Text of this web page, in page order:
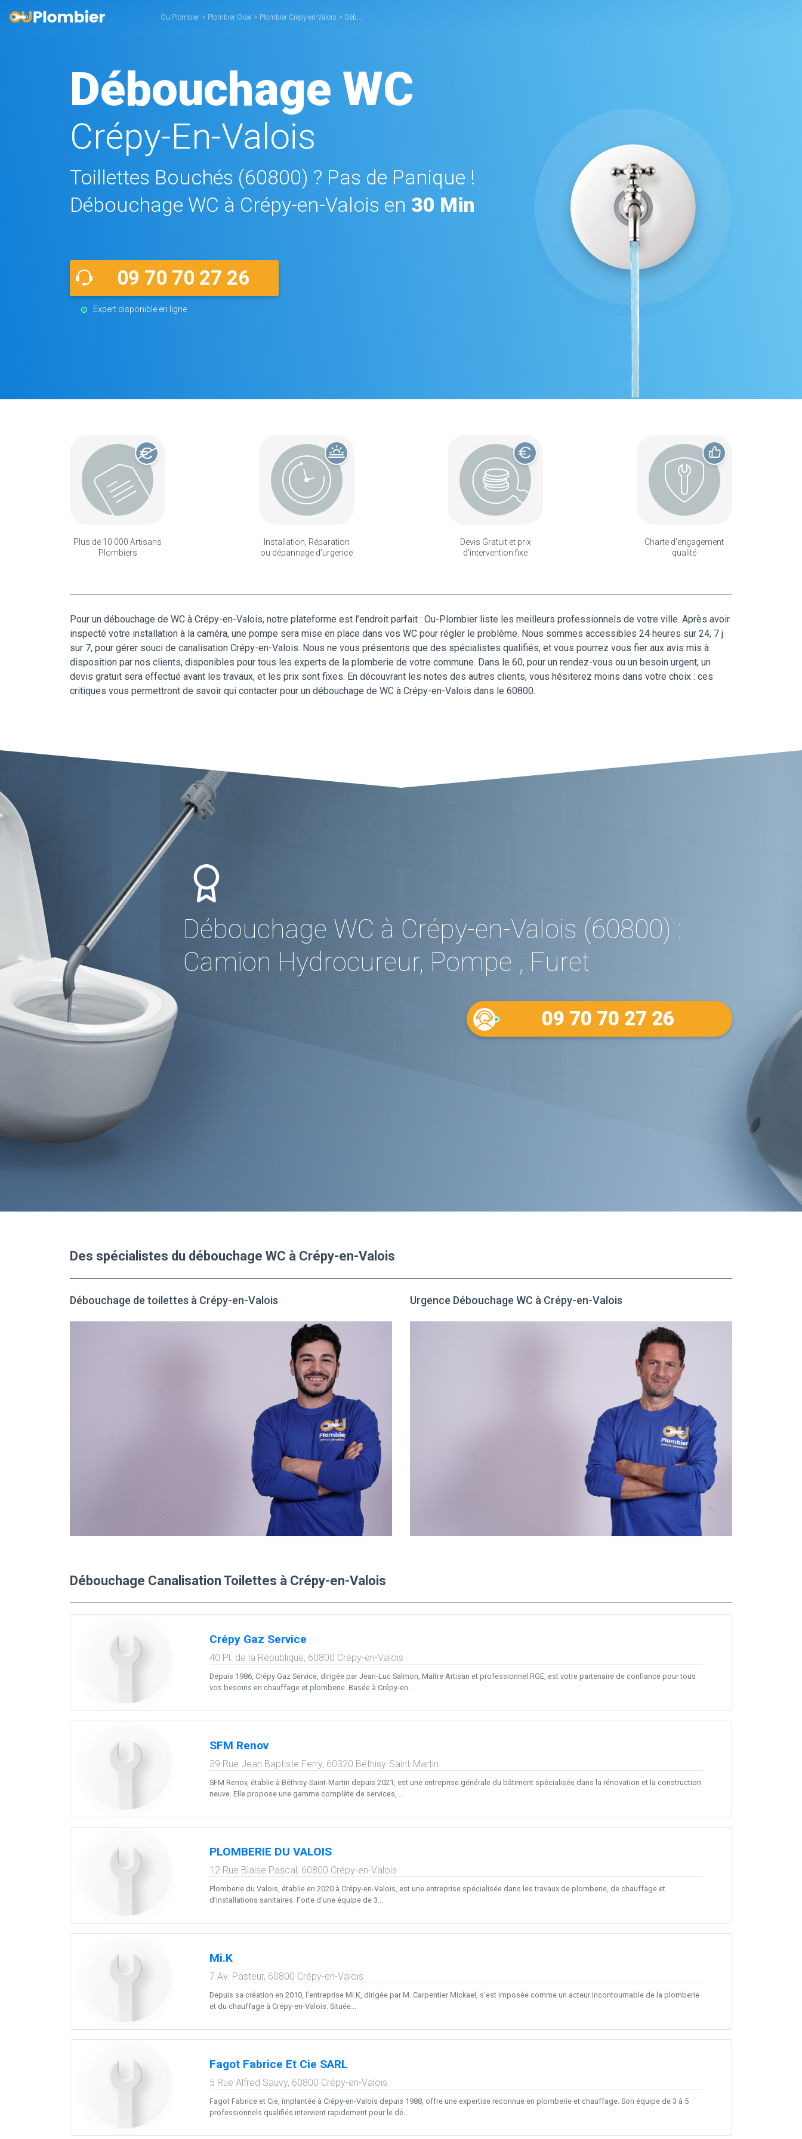
Ou Plombier > Plombier Oise > Plombier Crépy-en-Valois > Débouchage WC Crépy-en-Valois
Débouchage WC
Crépy-En-Valois
Toillettes Bouchés (60800) ? Pas de Panique !
Débouchage WC à Crépy-en-Valois en 30 Min
09 70 70 27 26
Expert disponible en ligne
Plus de 10 000 Artisans
Plombiers
Installation, Réparation
ou dépannage d'urgence
Devis Gratuit et prix
d'intervention fixe
Charte d'engagement
qualité
Pour un débouchage de WC à Crépy-en-Valois, notre plateforme est l’endroit parfait : Ou-Plombier liste les meilleurs professionnels de votre ville. Après avoir
inspecté votre installation à la caméra, une pompe sera mise en place dans vos WC pour régler le problème. Nous sommes accessibles 24 heures sur 24, 7 j
sur 7, pour gérer souci de canalisation Crépy-en-Valois. Nous ne vous présentons que des spécialistes qualifiés, et vous pourrez vous fier aux avis mis à
disposition par nos clients, disponibles pour tous les experts de la plomberie de votre commune. Dans le 60, pour un rendez-vous ou un besoin urgent, un
devis gratuit sera effectué avant les travaux, et les prix sont fixes. En découvrant les notes des autres clients, vous hésiterez moins dans votre choix : ces
critiques vous permettront de savoir qui contacter pour un débouchage de WC à Crépy-en-Valois dans le 60800.
Débouchage WC à Crépy-en-Valois (60800) :
Camion Hydrocureur, Pompe , Furet
09 70 70 27 26
Des spécialistes du débouchage WC à Crépy-en-Valois
Débouchage de toilettes à Crépy-en-Valois Urgence Débouchage WC à Crépy-en-Valois
Débouchage Canalisation Toilettes à Crépy-en-Valois
Crépy Gaz Service
40 Pl. de la République, 60800 Crépy-en-Valois
Depuis 1986, Crépy Gaz Service, dirigée par Jean-Luc Salmon, Maître Artisan et professionnel RGE, est votre partenaire de confiance pour tous
vos besoins en chauffage et plomberie. Basée à Crépy-en...
SFM Renov
39 Rue Jean Baptiste Ferry, 60320 Béthisy-Saint-Martin
SFM Renov, établie à Béthisy-Saint-Martin depuis 2021, est une entreprise générale du bâtiment spécialisée dans la rénovation et la construction
neuve. Elle propose une gamme complète de services, ...
PLOMBERIE DU VALOIS
12 Rue Blaise Pascal, 60800 Crépy-en-Valois
Plomberie du Valois, établie en 2020 à Crépy-en-Valois, est une entreprise spécialisée dans les travaux de plomberie, de chauffage et
d’installations sanitaires. Forte d’une équipe de 3...
Mi.K
7 Av. Pasteur, 60800 Crépy-en-Valois
Depuis sa création en 2010, l’entreprise Mi.K, dirigée par M. Carpentier Mickael, s’est imposée comme un acteur incontournable de la plomberie
et du chauffage à Crépy-en-Valois. Située...
Fagot Fabrice Et Cie SARL
5 Rue Alfred Sauvy, 60800 Crépy-en-Valois
Fagot Fabrice et Cie, implantée à Crépy-en-Valois depuis 1988, offre une expertise reconnue en plomberie et chauffage. Son équipe de 3 à 5
professionnels qualifiés intervient rapidement pour le dé...